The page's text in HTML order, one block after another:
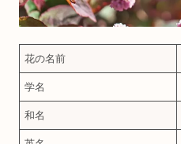
花の名前
学名
和名